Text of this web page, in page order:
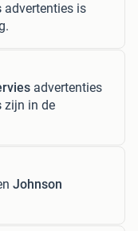
advertenties is
advertenties
zijn in de
Johnson